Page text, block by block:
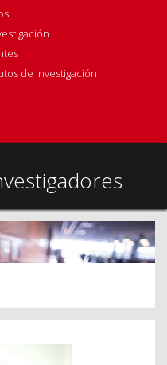
de Investigación